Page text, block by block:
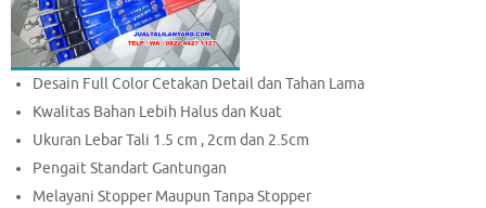
Desain Full Color Cetakan Detail dan Tahan Lama
Kwalitas Bahan Lebih Halus dan Kuat
Ukuran Lebar Tali 1.5 cm , 2cm dan 2.5cm
Pengait Standart Gantungan
Melayani Stopper Maupun Tanpa Stopper